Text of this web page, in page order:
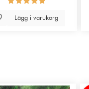
Lägg i varukorg